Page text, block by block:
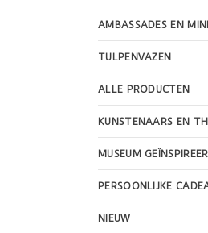
AMBASSADES EN
TULPENVAZEN
ALLE PRODUCTEN
KUNSTENAARS EN
MUSEUM
PERSOONLIJKE
NIEUW